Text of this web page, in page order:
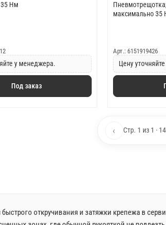
35 Нм
у менеджера.
Под заказ
максимально 35
Арт.: 6151919426
Цену
‹ Стр. 1 из 1 ·
откручивания и затяжки крепежа в